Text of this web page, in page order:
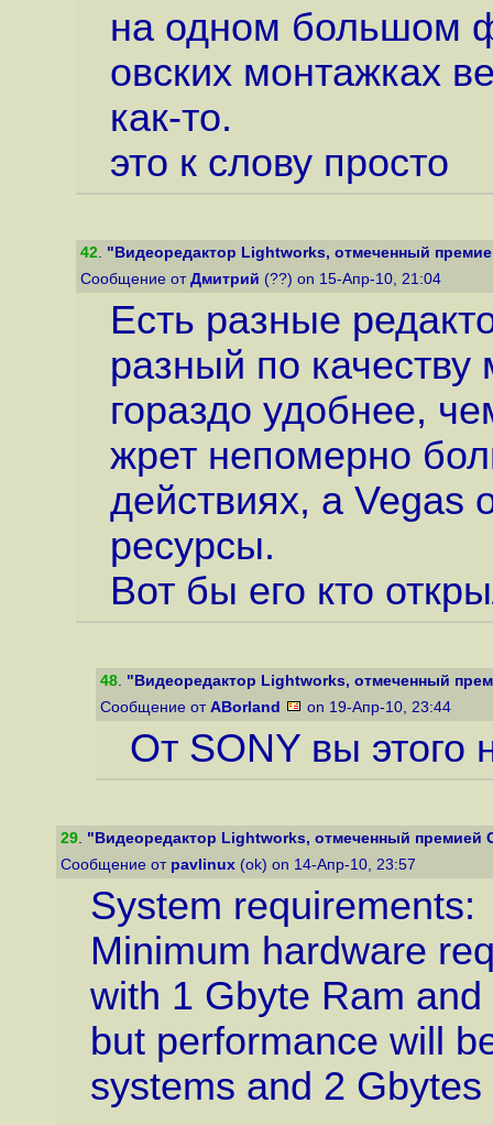
на одном большом
овских монтажках
как-то.
это к слову просто
42. "Видеоредактор Lightworks, отмеченный
Сообщение от Дмитрий (??) on 15-Апр-10, 21:04
Есть разные
разный по
гораздо удобнее,
жрет непомерно
действиях, а Vegas
ресурсы.
Вот бы его кто
48. "Видеоредактор Lightworks, отмеченный
Сообщение от ABorland on 19-Апр-10, 23:44
От SONY вы этого
29. "Видеоредактор Lightworks, отмеченный премией
Сообщение от pavlinux (ok) on 14-Апр-10, 23:57
System requirements:
Minimum hardware
with 1 Gbyte Ram
but performance will
systems and 2 Gbytes